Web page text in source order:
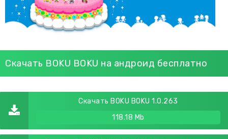
Скачать BOKU BOKU на андроид бесплатно
Скачать BOKU BOKU 1.0.263
118.18 Mb